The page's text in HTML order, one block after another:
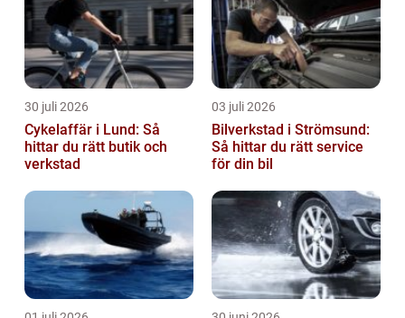
30 juli 2026
Cykelaffär i Lund: Så
hittar du rätt butik och
verkstad
03 juli 2026
Bilverkstad i Strömsund:
Så hittar du rätt service
för din bil